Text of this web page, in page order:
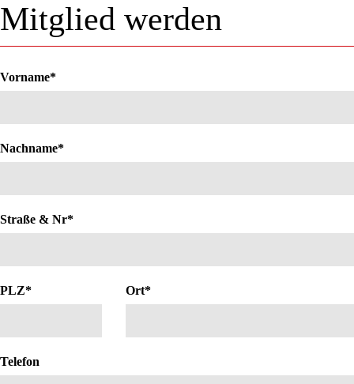
Mitglied werden
Vorname*
Nachname*
Straße & Nr*
PLZ* Ort*
Telefon